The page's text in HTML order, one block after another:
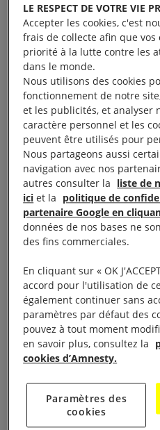
Le groupe d’Amnesty
projection du FilmLa
Nathalie Loubeyre La
suivie d’une discussion
de Juvisy) le mardi14
Cinéma de Juvisy – Salle
91260 Juvisy-sur-Orge
Contact :
Yveline Pouillot – 06 82
LE RESPECT DE VOTRE VIE
Accepter les cookies, c'est
frais de collecte afin que
priorité à la lutte contre les
dans le monde.
Nous utilisons des cookies
fonctionnement de notre
et les publicités, et analyser
caractère personnel et les
peuvent être utilisés pour
Nous partageons aussi
navigation avec nos
autres consulter la liste de
ici et la politique de
partenaire Google en
données de nos bases ne
des fins commerciales.
En cliquant sur « OK
accord pour l'utilisation de
également continuer sans
paramètres par défaut des
pouvez à tout moment
en savoir plus, consultez la
cookies d’Amnesty.
Paramètres des
cookies